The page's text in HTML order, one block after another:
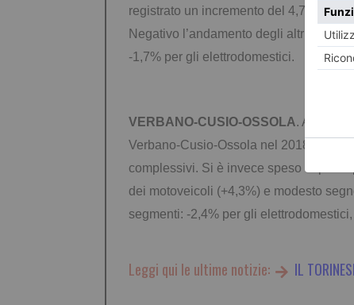
registrato un incremento del 4,7%
Negativo l’andamento degli altri
-1,7% per gli elettrodomestici.
VERBANO-CUSIO-OSSOLA.
Verbano-Cusio-Ossola nel 2018.
complessivi. Si è invece speso di più
dei motoveicoli (+4,3%) e modesto
segmenti: -2,4% per gli
Leggi qui le ultime notizie: IL